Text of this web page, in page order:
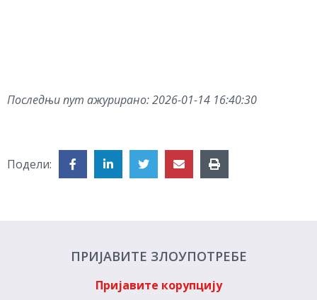
Последњи пут ажурирано:2026-01-14 16:40:30
Подели:
ПРИЈАВИТЕ ЗЛОУПОТРЕБЕ
Пријавите корупцију